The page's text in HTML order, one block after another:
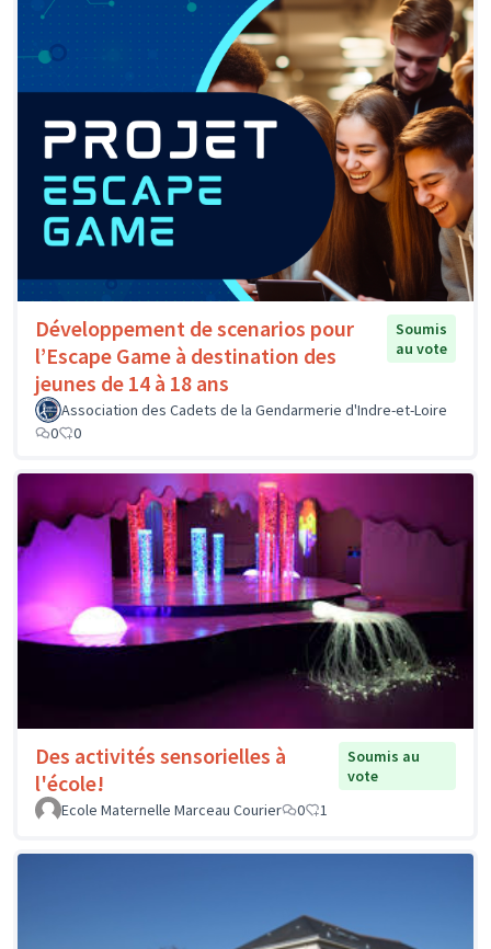
Développement de scenarios pour
l’Escape Game à destination des
jeunes de 14 à 18 ans
Soumis
au vote
Association des Cadets de la Gendarmerie d'Indre-et-Loire
0
0
Des activités sensorielles à
l'école!
Soumis au
vote
Ecole Maternelle Marceau Courier
0 1